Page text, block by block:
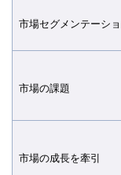
市場セグメンテーシ
市場の課題
市場の成長を牽引